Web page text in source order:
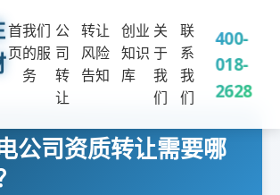
首
页
我们
的服
务
公
司
转
让
转让
风险
告知
创业
知识
库
关
于
我
们
联
系
我
们
400-
018-
2628
公司资质转让需要哪